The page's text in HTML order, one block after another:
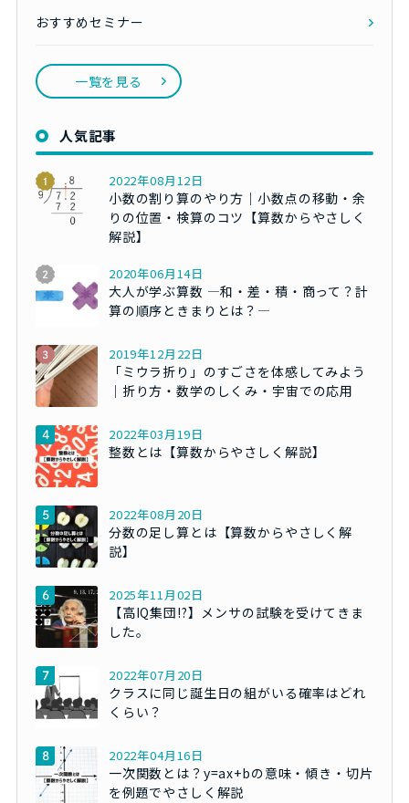
おすすめセミナー
一覧を見る
人気記事
2022年08月12日
小数の割り算のやり方｜小数点の移動・余
りの位置・検算のコツ【算数からやさしく
解説】
2020年06月14日
大人が学ぶ算数 ―和・差・積・商って？計
算の順序ときまりとは？―
2019年12月22日
「ミウラ折り」のすごさを体感してみよう
｜折り方・数学のしくみ・宇宙での応用
2022年03月19日
整数とは【算数からやさしく解説】
2022年08月20日
分数の足し算とは【算数からやさしく解
説】
2025年11月02日
【高IQ集団!?】メンサの試験を受けてきま
した。
2022年07月20日
クラスに同じ誕生日の組がいる確率はどれ
くらい？
2022年04月16日
一次関数とは？y=ax+bの意味・傾き・切片
を例題でやさしく解説